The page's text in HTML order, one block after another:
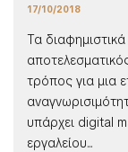
17/10/2018
Τα διαφημιστικά
τρόπος για μια
υπάρχει digital
εργαλείου...